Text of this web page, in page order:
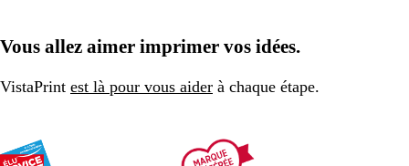
Vous allez aimer imprimer vos idées.
VistaPrint est là pour vous aider à chaque étape.